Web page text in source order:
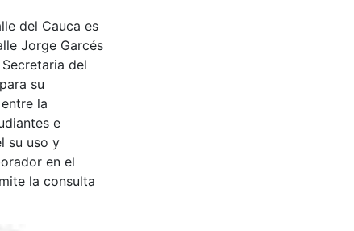
del Cauca es
Jorge Garcés
del
su
la
e
su uso y
en el
la consulta